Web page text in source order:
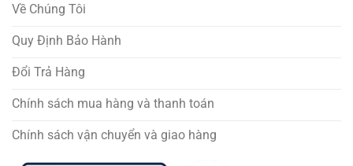
Về Chúng Tôi
Quy Định Bảo Hành
Đổi Trả Hàng
Chính sách mua hàng và thanh toán
Chính sách vận chuyển và giao hàng